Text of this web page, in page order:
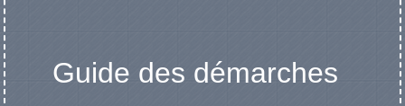
Guide des démarches